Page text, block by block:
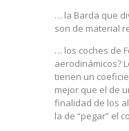
… la Barda que
son de material
… los coches de
aerodinámicos?
tienen un
mejor que el de
finalidad de los
la de “pegar” el